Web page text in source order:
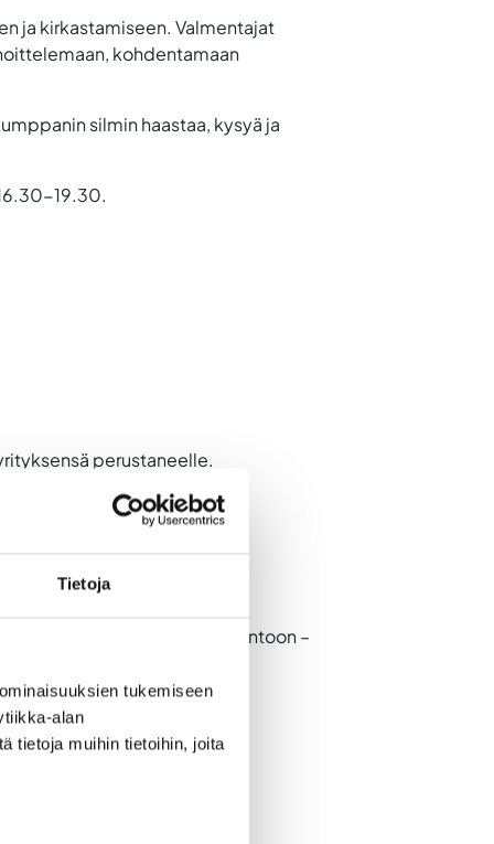
Tietoja
tukemiseen
alan
tietoja muihin tietoihin, joita
ja kirkastamiseen. Valmentajat
kohdentamaan
silmin haastaa, kysyä ja
19.30.
perustaneelle.
Seuraava Liikeideat lentoon –